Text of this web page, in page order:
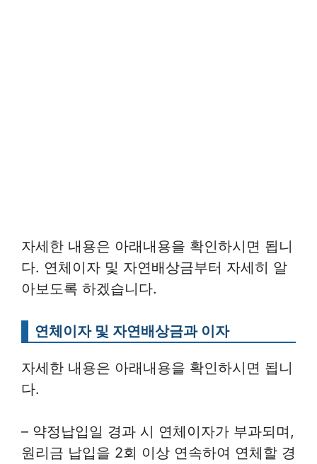
자세한 내용은 아래내용을 확인하시면 됩니
다. 연체이자 및 자연배상금부터 자세히 알
아보도록 하겠습니다.
연체이자 및 자연배상금과 이자
자세한 내용은 아래내용을 확인하시면 됩니
다.
– 약정납입일 경과 시 연체이자가 부과되며,
원리금 납입을 2회 이상 연속하여 연체할 경